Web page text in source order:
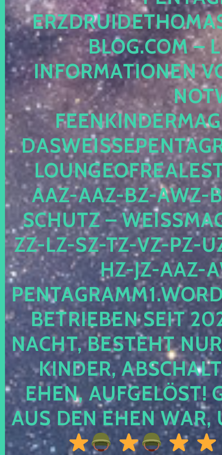
LOG.COM –
NFORMATIONEN
AZ-AAZ-BZ-AWZ-
CHUTZ –
-LZ-SZ-TZ-VZ-PZ-UZ-
-JZ-AAZ-
TRIEBEN SEIT 2024
CHT, BESTEHT NUR
NDER,
EN, AUFGELÖST!
S DEN EHEN WAR,